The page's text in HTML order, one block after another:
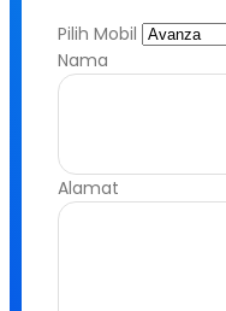
Pilih Mobil
Nama
Alamat